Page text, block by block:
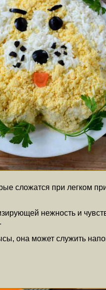
при легком
нежность и
она может служить